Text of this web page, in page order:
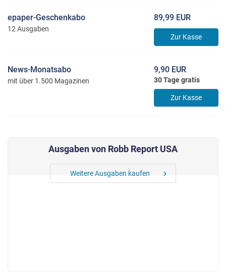
epaper-Geschenkabo
12 Ausgaben
89,99 EUR
Zur Kasse
News-Monatsabo
mit über 1.500 Magazinen
9,90 EUR
30 Tage gratis
Zur Kasse
Ausgaben von Robb Report USA
Weitere Ausgaben kaufen chevron_right